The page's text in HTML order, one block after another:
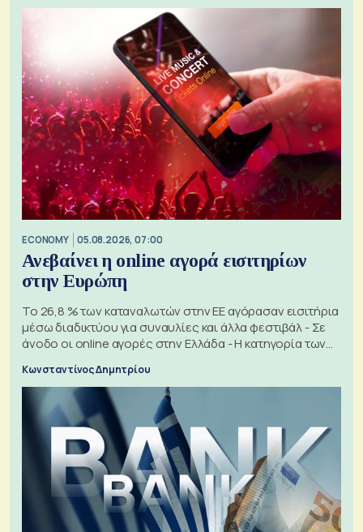
ECONOMY 05.08.2026, 07:00
Ανεβαίνει η online αγορά εισιτηρίων
στην Ευρώπη
Το 26,8 % των καταναλωτών στην ΕΕ αγόρασαν εισιτήρια
μέσω διαδικτύου για συναυλίες και άλλα φεστιβάλ - Σε
άνοδο οι online αγορές στην Ελλάδα - Η κατηγορία των
Κωνσταντίνος Δημητρίου